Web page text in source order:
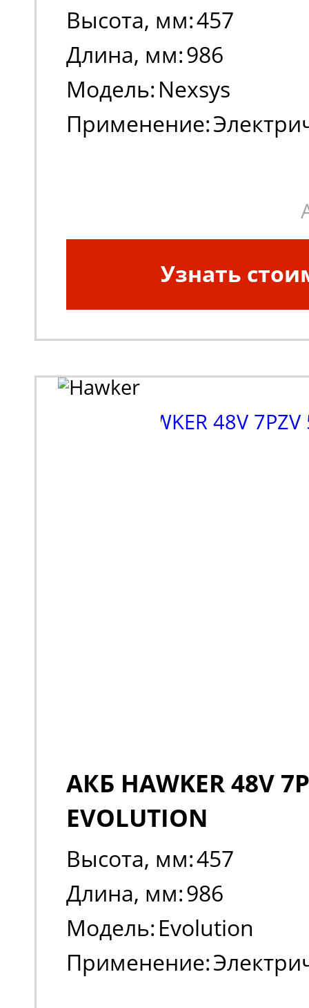
Высота, мм:457
Длина, мм:986
Модель: Nexsys
Применение:
Узнать
АКБ HAWKER 48V
EVOLUTION
Высота, мм:457
Длина, мм:986
Модель: Evolution
Применение: